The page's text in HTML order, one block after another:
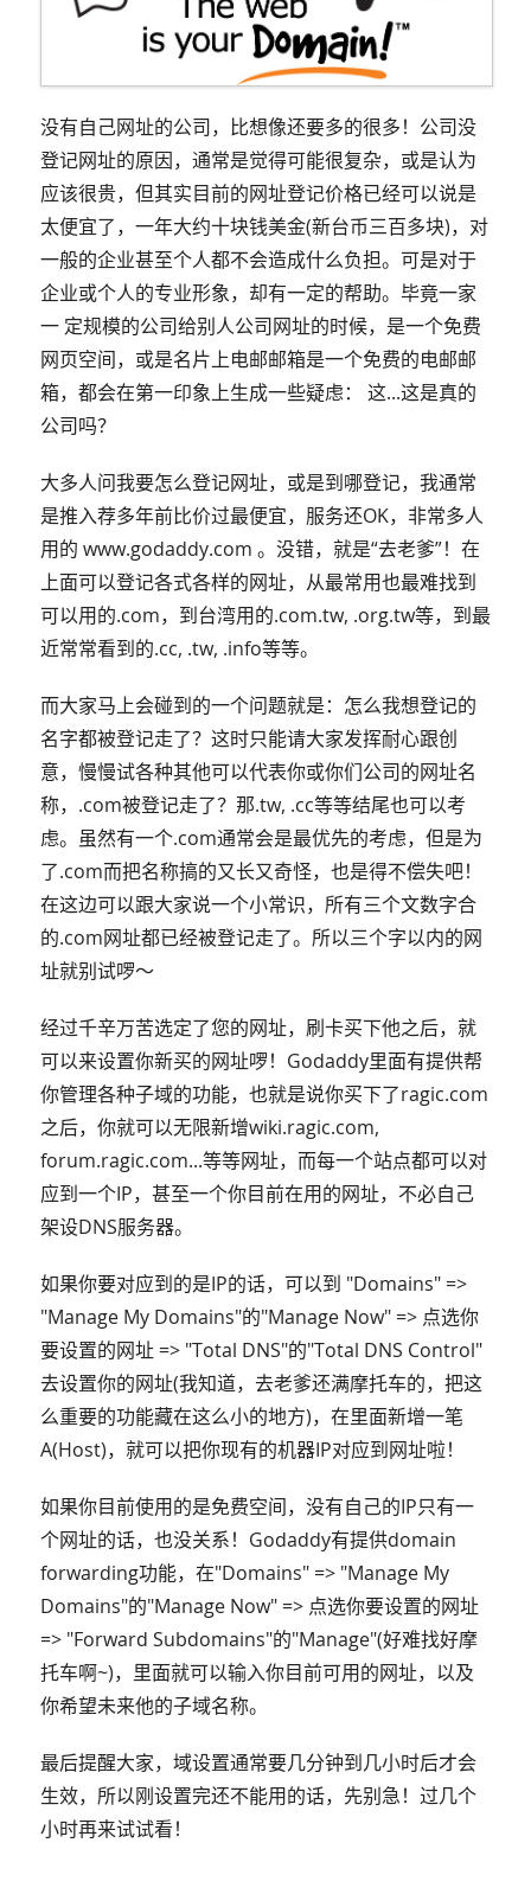
没有自己网址的公司，比想像还要多的很多！公司没
登记网址的原因，通常是觉得可能很复杂，或是认为
应该很贵，但其实目前的网址登记价格已经可以说是
太便宜了，一年大约十块钱美金(新台币三百多块)，对
一般的企业甚至个人都不会造成什么负担。可是对于
企业或个人的专业形象，却有一定的帮助。毕竟一家
一 定规模的公司给别人公司网址的时候，是一个免费
网页空间，或是名片上电邮邮箱是一个免费的电邮邮
箱，都会在第一印象上生成一些疑虑： 这...这是真的
公司吗？
大多人问我要怎么登记网址，或是到哪登记，我通常
是推入荐多年前比价过最便宜，服务还OK，非常多人
用的 www.godaddy.com 。没错，就是“去老爹”！在
上面可以登记各式各样的网址，从最常用也最难找到
可以用的.com，到台湾用的.com.tw, .org.tw等，到最
近常常看到的.cc, .tw, .info等等。
而大家马上会碰到的一个问题就是：怎么我想登记的
名字都被登记走了？这时只能请大家发挥耐心跟创
意，慢慢试各种其他可以代表你或你们公司的网址名
称，.com被登记走了？那.tw, .cc等等结尾也可以考
虑。虽然有一个.com通常会是最优先的考虑，但是为
了.com而把名称搞的又长又奇怪，也是得不偿失吧！
在这边可以跟大家说一个小常识，所有三个文数字合
的.com网址都已经被登记走了。所以三个字以内的网
址就别试啰～
经过千辛万苦选定了您的网址，刷卡买下他之后，就
可以来设置你新买的网址啰！Godaddy里面有提供帮
你管理各种子域的功能，也就是说你买下了ragic.com
之后，你就可以无限新增wiki.ragic.com,
forum.ragic.com...等等网址，而每一个站点都可以对
应到一个IP，甚至一个你目前在用的网址，不必自己
架设DNS服务器。
如果你要对应到的是IP的话，可以到 "Domains" =>
"Manage My Domains"的"Manage Now" => 点选你
要设置的网址 => "Total DNS"的"Total DNS Control"
去设置你的网址(我知道，去老爹还满摩托车的，把这
么重要的功能藏在这么小的地方)，在里面新增一笔
A(Host)，就可以把你现有的机器IP对应到网址啦！
如果你目前使用的是免费空间，没有自己的IP只有一
个网址的话，也没关系！Godaddy有提供domain
forwarding功能，在"Domains" => "Manage My
Domains"的"Manage Now" => 点选你要设置的网址
=> "Forward Subdomains"的"Manage"(好难找好摩
托车啊~)，里面就可以输入你目前可用的网址，以及
你希望未来他的子域名称。
最后提醒大家，域设置通常要几分钟到几小时后才会
生效，所以刚设置完还不能用的话，先别急！过几个
小时再来试试看！